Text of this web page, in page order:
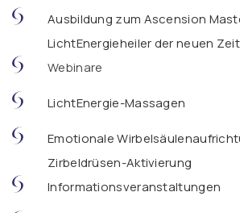
Ausbildung zum Ascension
LichtEnergieheiler der neuen Zeit
Webinare
LichtEnergie-Massagen
Emotionale
Zirbeldrüsen-Aktivierung
Informationsveranstaltungen